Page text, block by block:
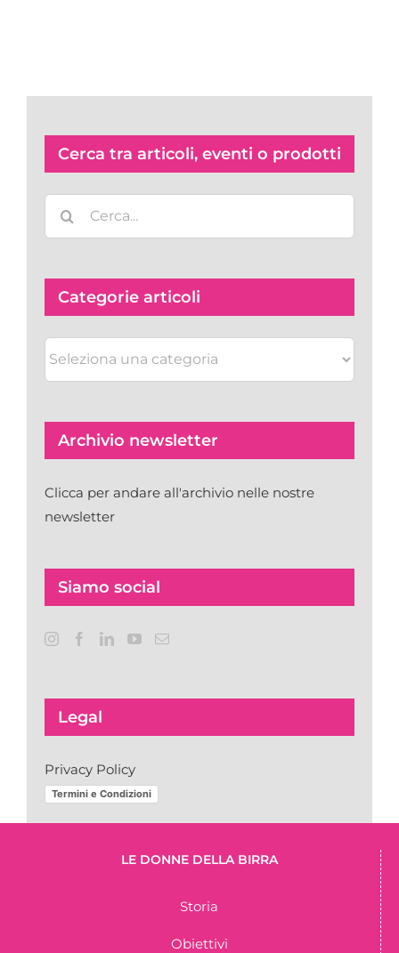
Cerca tra articoli, eventi o prodotti
Categorie articoli
Archivio newsletter
Clicca per andare all'archivio nelle nostre
newsletter
Siamo social
Legal
Privacy Policy
Termini e Condizioni
LE DONNE DELLA BIRRA
Storia
Obiettivi